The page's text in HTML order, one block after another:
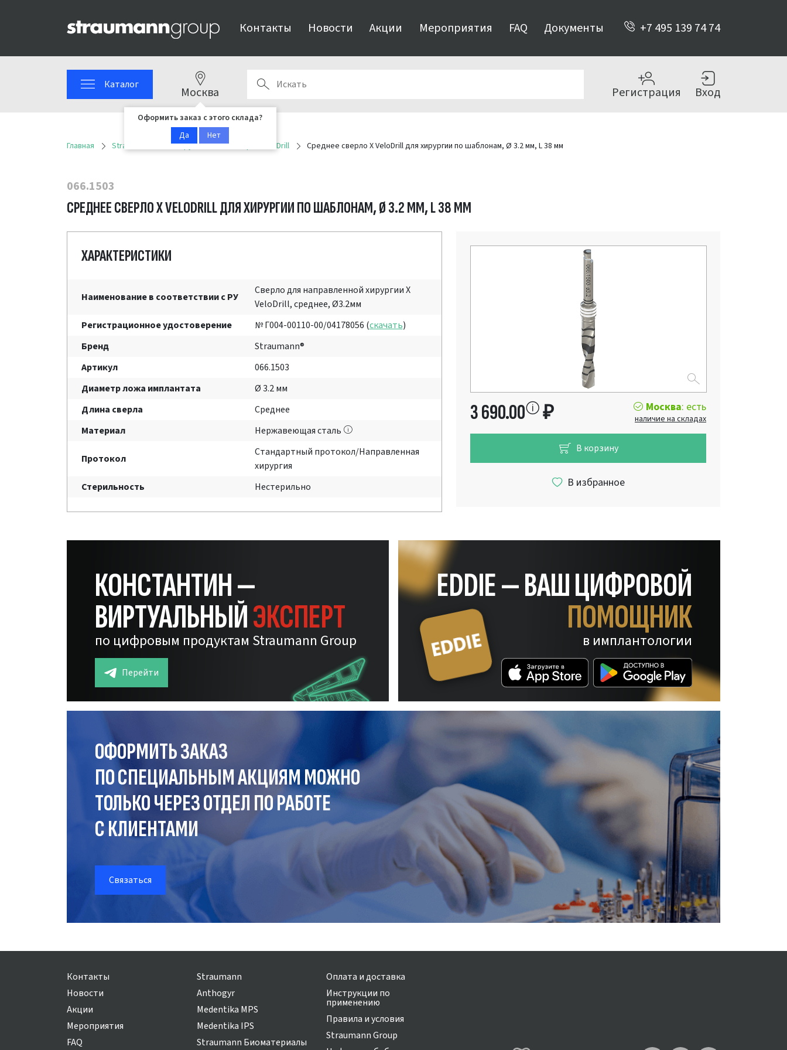
Контакты Новости Акции Мероприятия FAQ Документы +7 495 139 74 74
Каталог Москва
Оформить заказ с этого склада?
Да
Нет
Регистрация Вход
Главная Straumann Инструменты Сверла VeloDrill Среднее сверло X VeloDrill для хирургии по шаблонам, Ø 3.2 мм, L 38 мм
066.1503
СРЕДНЕЕ СВЕРЛО X VELODRILL ДЛЯ ХИРУРГИИ ПО ШАБЛОНАМ, Ø 3.2 ММ, L 38 ММ
ХАРАКТЕРИСТИКИ
Наименование в соответствии с РУ
Сверло для направленной хирургии X
VeloDrill, среднее, Ø3.2мм
Регистрационное удостоверение
№ Г004-00110-00/04178056 (скачать)
Бренд
Straumann®
Артикул
066.1503
Диаметр ложа имплантата
Ø 3.2 мм
Длина сверла
Среднее
Материал
Нержавеющая сталь
Протокол
Стандартный протокол/Направленная
хирургия
Стерильность
Нестерильно
3 690.00 ₽ Москва: есть
наличие на складах
В корзину
КОНСТАНТИН —
ВИРТУАЛЬНЫЙЭКСПЕРТ
по цифровым продуктам Straumann Group
Перейти
EDDIE — ВАШ ЦИФРОВОЙ
ПОМОЩНИК
в имплантологии
ОФОРМИТЬ ЗАКАЗ
ПО СПЕЦИАЛЬНЫМ АКЦИЯМ МОЖНО
ТОЛЬКО ЧЕРЕЗ ОТДЕЛПО РАБОТЕ
С КЛИЕНТАМИ
Связаться
Контакты
Новости
Акции
Мероприятия
FAQ
Straumann
Anthogyr
Medentika MPS
Medentika IPS
Straumann Биоматериалы
Оплата и доставка
Инструкции по
применению
Правила и условия
Straumann Group